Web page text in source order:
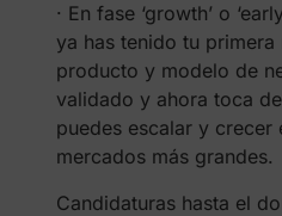
· En fase ‘growth’ o
ya has tenido tu primera
producto y modelo de
validado y ahora toca
puedes escalar y crecer
mercados más grandes.
Candidaturas hasta el